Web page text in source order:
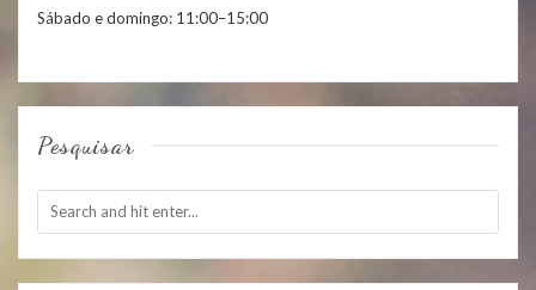
Sábado e domingo: 11:00–15:00
Pesquisar